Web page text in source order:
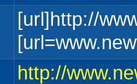
[url]http://
http://